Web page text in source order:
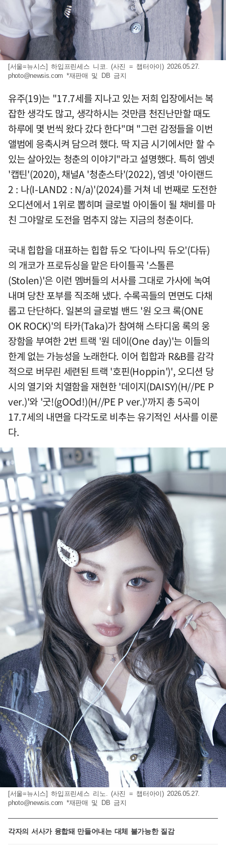
[서울=뉴시스] 하입프린세스 니코. (사진 = 챕터아이) 2026.05.27.
photo@newsis.com *재판매 및 DB 금지
유주(19)는 "17.7세를 지나고 있는 저희 입장에서는 복
잡한 생각도 많고, 생각하시는 것만큼 천진난만할 때도
하루에 몇 번씩 왔다 갔다 한다"며 "그런 감정들을 이번
앨범에 응축시켜 담으려 했다. 딱 지금 시기에서만 할 수
있는 살아있는 청춘의 이야기"라고 설명했다. 특히 엠넷
'캡틴'(2020), 채널A '청춘스타'(2022), 엠넷 '아이랜드
2 : 나(I-LAND2 : N/a)'(2024)를 거쳐 네 번째로 도전한
오디션에서 1위로 뽑히며 글로벌 아이돌이 될 채비를 마
친 그야말로 도전을 멈추지 않는 지금의 청춘이다.
국내 힙합을 대표하는 힙합 듀오 '다이나믹 듀오'(다듀)
의 개코가 프로듀싱을 맡은 타이틀곡 '스톨른
(Stolen)'은 이런 멤버들의 서사를 그대로 가사에 녹여
내며 당찬 포부를 직조해 냈다. 수록곡들의 면면도 다채
롭고 단단하다. 일본의 글로벌 밴드 '원 오크 록(ONE
OK ROCK)'의 타카(Taka)가 참여해 스타디움 록의 웅
장함을 부여한 2번 트랙 '원 데이(One day)'는 이들의
한계 없는 가능성을 노래한다. 이어 힙합과 R&B를 감각
적으로 버무린 세련된 트랙 '호핀(Hoppin')', 오디션 당
시의 열기와 치열함을 재현한 '데이지(DAISY)(H//PE P
ver.)'와 '굿!(gOOd!)(H//PE P ver.)'까지 총 5곡이
17.7세의 내면을 다각도로 비추는 유기적인 서사를 이룬
다.
[서울=뉴시스] 하입프린세스 리노. (사진 = 챕터아이) 2026.05.27.
photo@newsis.com *재판매 및 DB 금지
각자의 서사가 융합돼 만들어내는 대체 불가능한 질감